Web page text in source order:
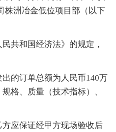
株洲冶金低位项目部（以下
共和国经济法》的规定，
的订单总额为人民币140万
格、质量（技术指标）、
应保证经甲方现场验收后